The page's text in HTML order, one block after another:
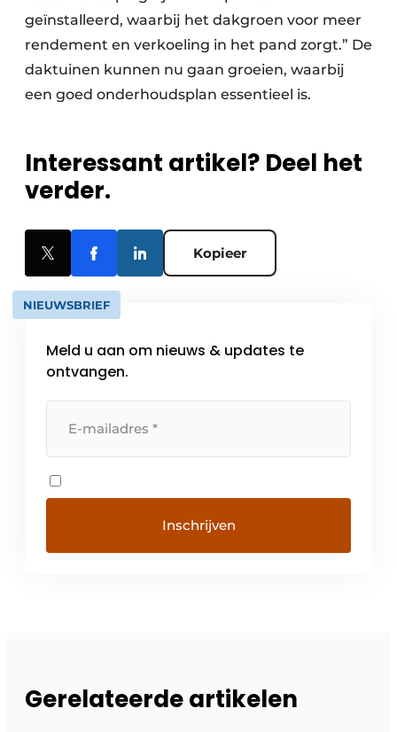
geïnstalleerd, waarbij het dakgroen voor meer
rendement en verkoeling in het pand zorgt.” De
daktuinen kunnen nu gaan groeien, waarbij
een goed onderhoudsplan essentieel is.
Interessant artikel? Deel het
verder.
Kopieer
NIEUWSBRIEF
Meld u aan om nieuws & updates te
ontvangen.
Gerelateerde artikelen